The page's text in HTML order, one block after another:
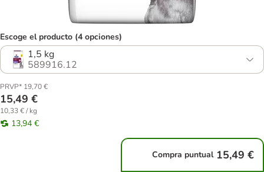
Escoge el producto (4 opciones)
1,5 kg
589916.12
PRVP* 19,70 €
15,49 €
10,33 € / kg
13,94 €
Compra puntual 15,49 €